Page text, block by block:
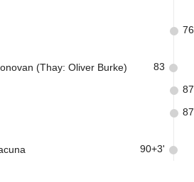
76
(Thay: Oliver Burke) 83
87
87
90+3'